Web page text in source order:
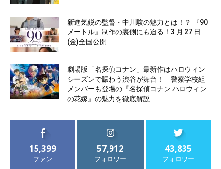
新進気鋭の監督・中川駿の魅力とは！？ 『90
メートル』制作の裏側にも迫る！3 月 27 日
(金)全国公開
劇場版「名探偵コナン」最新作はハロウィン
シーズンで賑わう渋谷が舞台！ 警察学校組
メンバーも登場の『名探偵コナン ハロウィン
の花嫁』の魅力を徹底解説
15,399
ファン
57,912
フォロワー
43,835
フォロワー